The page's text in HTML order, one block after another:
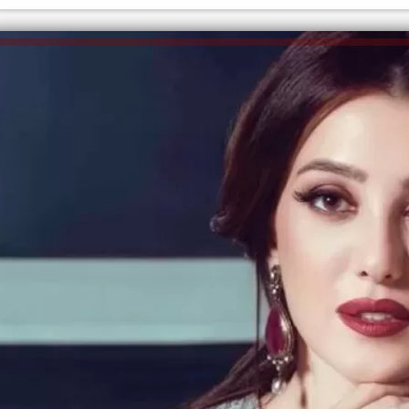
إلهام شرشر تكتب: دي مبقتش كورة..
دي سياسة